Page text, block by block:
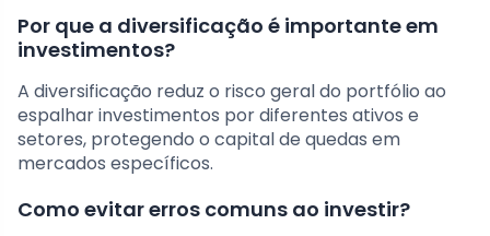
Por que a diversificação é importante em
investimentos?
A diversificação reduz o risco geral do portfólio ao
espalhar investimentos por diferentes ativos e
setores, protegendo o capital de quedas em
mercados específicos.
Como evitar erros comuns ao investir?